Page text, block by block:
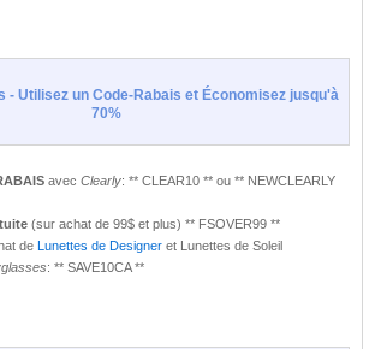
- Utilisez un Code-Rabais et Économisez jusqu'à
70%
avec Clearly: ** CLEAR10 ** ou ** NEWCLEARLY
(sur achat de 99$ et plus) ** FSOVER99 **
de Lunettes de Designer et Lunettes de Soleil
: ** SAVE10CA **